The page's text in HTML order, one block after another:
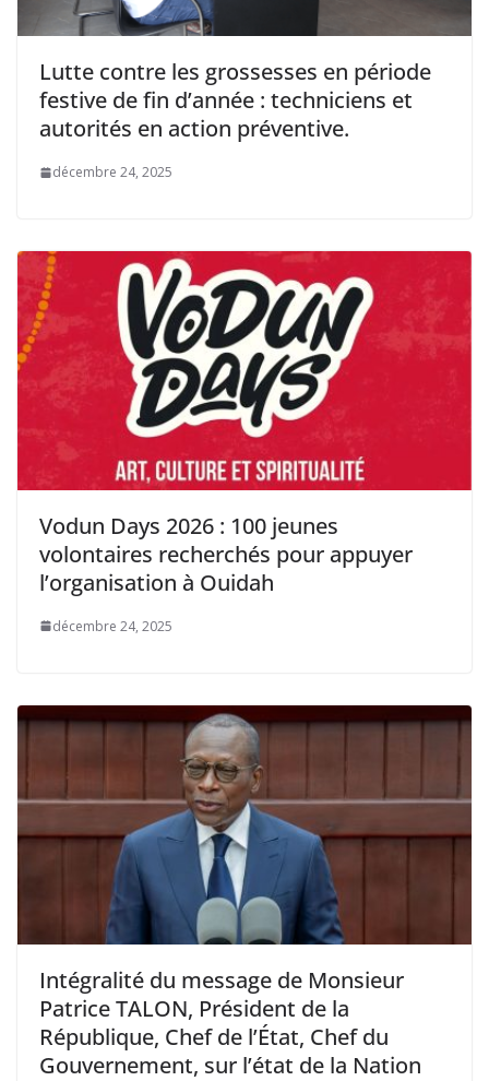
Lutte contre les grossesses en période
festive de fin d’année : techniciens et
autorités en action préventive.
décembre 24, 2025
Vodun Days 2026 : 100 jeunes
volontaires recherchés pour appuyer
l’organisation à Ouidah
décembre 24, 2025
‎Intégralité du message de Monsieur
Patrice TALON, Président de la
République, Chef de l’État, Chef du
Gouvernement, sur l’état de la Nation